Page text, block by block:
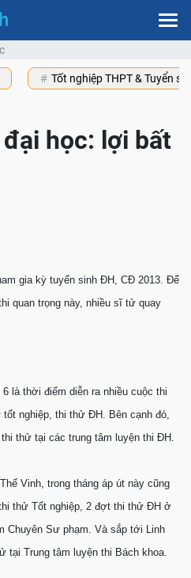
Tốt nghiệp THPT & Tuyển
học: lợi bất
gia kỳ tuyển sinh ĐH, CĐ 2013. Để
quan trọng này, nhiều sĩ tử quay
là thời điểm diễn ra nhiều cuộc thi
nghiệp, thi thử ĐH. Bên cạnh đó,
thử tại các trung tâm luyện thi ĐH.
Vinh, trong tháng áp út này cũng
thử Tốt nghiệp, 2 đợt thi thử ĐH ở
Sư phạm. Và sắp tới Linh
tại Trung tâm luyện thi Bách khoa.